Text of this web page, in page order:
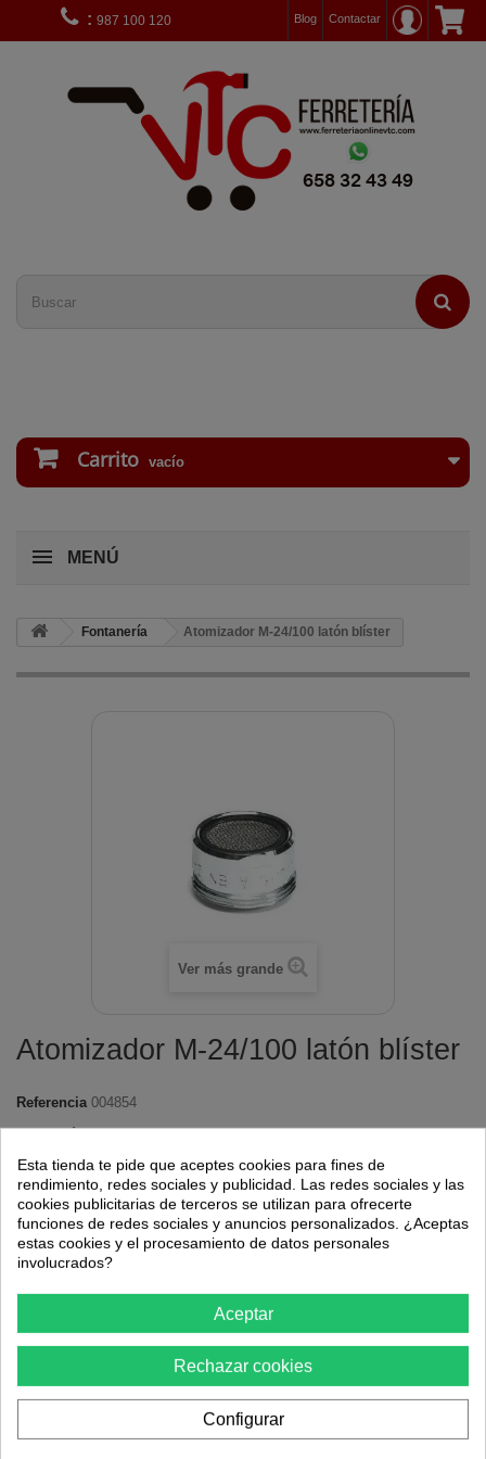
Contactar
: 987 100 120 Blog
Carrito vacío
MENÚ
Fontanería Atomizador M-24/100 latón blíster
Ver más grande
Atomizador M-24/100 latón blíster
Referencia 004854
Condición: Nuevo producto
Atomizador para grifo con rosca M24/100 fabricado en latón.
1,11 €
Cantidad
Esta tienda te pide que aceptes cookies para fines de
rendimiento, redes sociales y publicidad. Las redes sociales y las
cookies publicitarias de terceros se utilizan para ofrecerte
funciones de redes sociales y anuncios personalizados. ¿Aceptas
estas cookies y el procesamiento de datos personales
involucrados?
Aceptar
Rechazar cookies
Configurar